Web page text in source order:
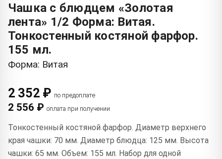
Чашка с блюдцем «Золотая
лента» 1/2 Форма: Витая.
Тонкостенный костяной фарфор.
155 мл.
Форма: Витая
2 352 ₽ по предоплате
2 556 ₽ оплата при получении
Тонкостенный костяной фарфор. Диаметр верхнего
края чашки: 70 мм. Диаметр блюдца: 125 мм. Высота
чашки: 65 мм. Объем: 155 мл. Набор для одной